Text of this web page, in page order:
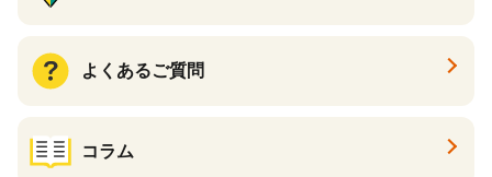
よくあるご質問
コラム